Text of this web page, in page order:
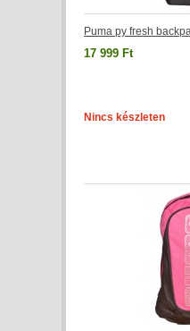
Puma py fresh
17 999 Ft
Nincs készleten